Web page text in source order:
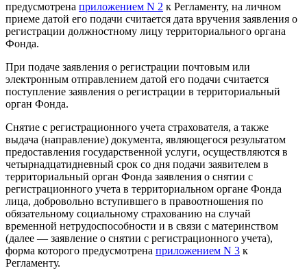
предусмотрена приложением N 2 к Регламенту, на личном
приеме датой его подачи считается дата вручения заявления о
регистрации должностному лицу территориального органа
Фонда.
При подаче заявления о регистрации почтовым или
электронным отправлением датой его подачи считается
поступление заявления о регистрации в территориальный
орган Фонда.
Снятие с регистрационного учета страхователя, а также
выдача (направление) документа, являющегося результатом
предоставления государственной услуги, осуществляются в
четырнадцатидневный срок со дня подачи заявителем в
территориальный орган Фонда заявления о снятии с
регистрационного учета в территориальном органе Фонда
лица, добровольно вступившего в правоотношения по
обязательному социальному страхованию на случай
временной нетрудоспособности и в связи с материнством
(далее — заявление о снятии с регистрационного учета),
форма которого предусмотрена приложением N 3 к
Регламенту.